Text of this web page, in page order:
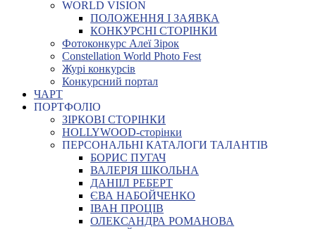
WORLD VISION
ПОЛОЖЕННЯ І ЗАЯВКА
КОНКУРСНІ СТОРІНКИ
Фотоконкурс Алеї Зірок
Constellation World Photo Fest
Журі конкурсів
Конкурсний портал
ЧАРТ
ПОРТФОЛІО
ЗІРКОВІ СТОРІНКИ
HOLLYWOOD-сторінки
ПЕРСОНАЛЬНІ КАТАЛОГИ ТАЛАНТІВ
БОРИС ПУГАЧ
ВАЛЕРІЯ ШКОЛЬНА
ДАНІІЛ РЕБЕРТ
ЄВА НАБОЙЧЕНКО
ІВАН ПРОЦІВ
ОЛЕКСАНДРА РОМАНОВА